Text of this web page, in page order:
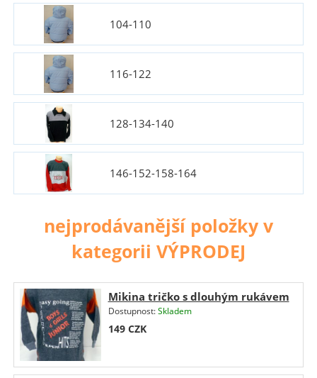
104-110
116-122
128-134-140
146-152-158-164
nejprodávanější položky v
kategorii VÝPRODEJ
Mikina tričko s dlouhým rukávem
Dostupnost:Skladem
149 CZK